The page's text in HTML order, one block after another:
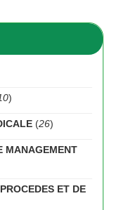
)
(26)
MANAGEMENT
ET DE